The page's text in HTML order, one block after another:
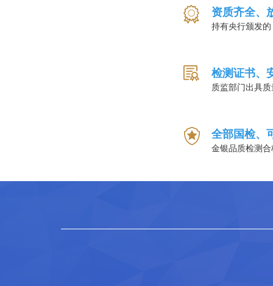
资质齐全、
持有央行颁发
检测证书、
质监部门出具
全部国检、
金银品质检测